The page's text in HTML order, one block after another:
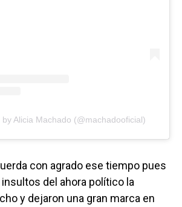
by Alicia Machado (@machadooficial)
con agrado ese tiempo pues
del ahora político la
y dejaron una gran marca en